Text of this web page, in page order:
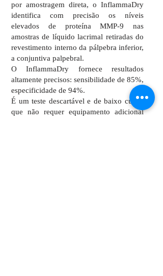
por amostragem direta, o InflammaDry
identifica com precisão os níveis
elevados de proteína MMP-9 nas
amostras de líquido lacrimal retiradas do
revestimento interno da pálpebra inferior,
a conjuntiva palpebral.
O InflammaDry fornece resultados
altamente precisos: sensibilidade de 85%,
especificidade de 94%.
É um teste descartável e de baixo custo,
que não requer equipamento adicional